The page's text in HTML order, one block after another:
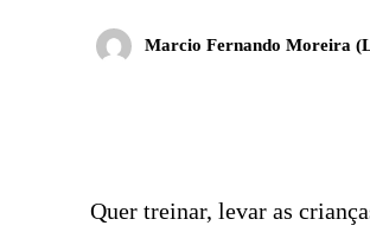
Marcio Fernando Moreira
Quer treinar, levar as